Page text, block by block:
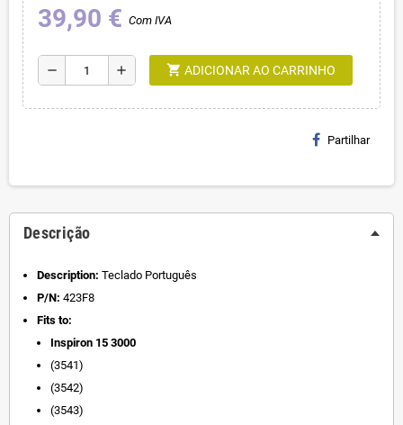
39,90 € Com IVA
remove add shopping_cart ADICIONAR AO CARRINHO
Partilhar
Descrição
Description: Teclado Português
P/N: 423F8
Fits to:
Inspiron 15 3000
(3541)
(3542)
(3543)